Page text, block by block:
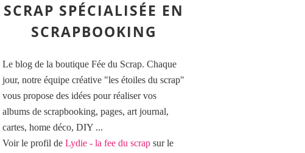
SCRAP SPÉCIALISÉE EN
SCRAPBOOKING
Le blog de la boutique Fée du Scrap. Chaque
jour, notre équipe créative "les étoiles du scrap"
vous propose des idées pour réaliser vos
albums de scrapbooking, pages, art journal,
cartes, home déco, DIY ...
Voir le profil de Lydie - la fee du scrap sur le